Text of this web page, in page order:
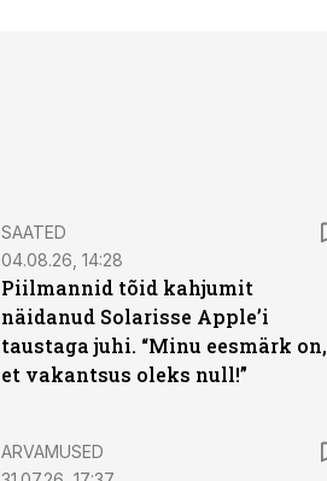
SAATED
04.08.26, 14:28
Piilmannid tõid kahjumit
näidanud Solarisse Apple’i
taustaga juhi. “Minu eesmärk on,
et vakantsus oleks null!”
ARVAMUSED